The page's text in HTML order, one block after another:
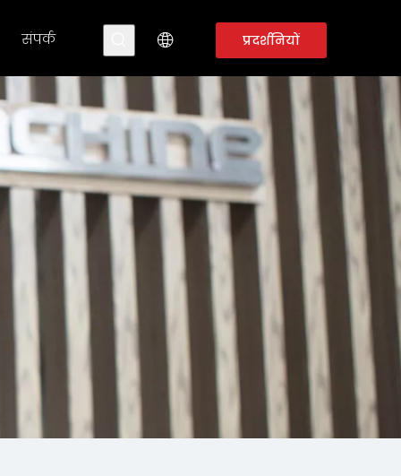
संपर्क प्रदर्शनियों